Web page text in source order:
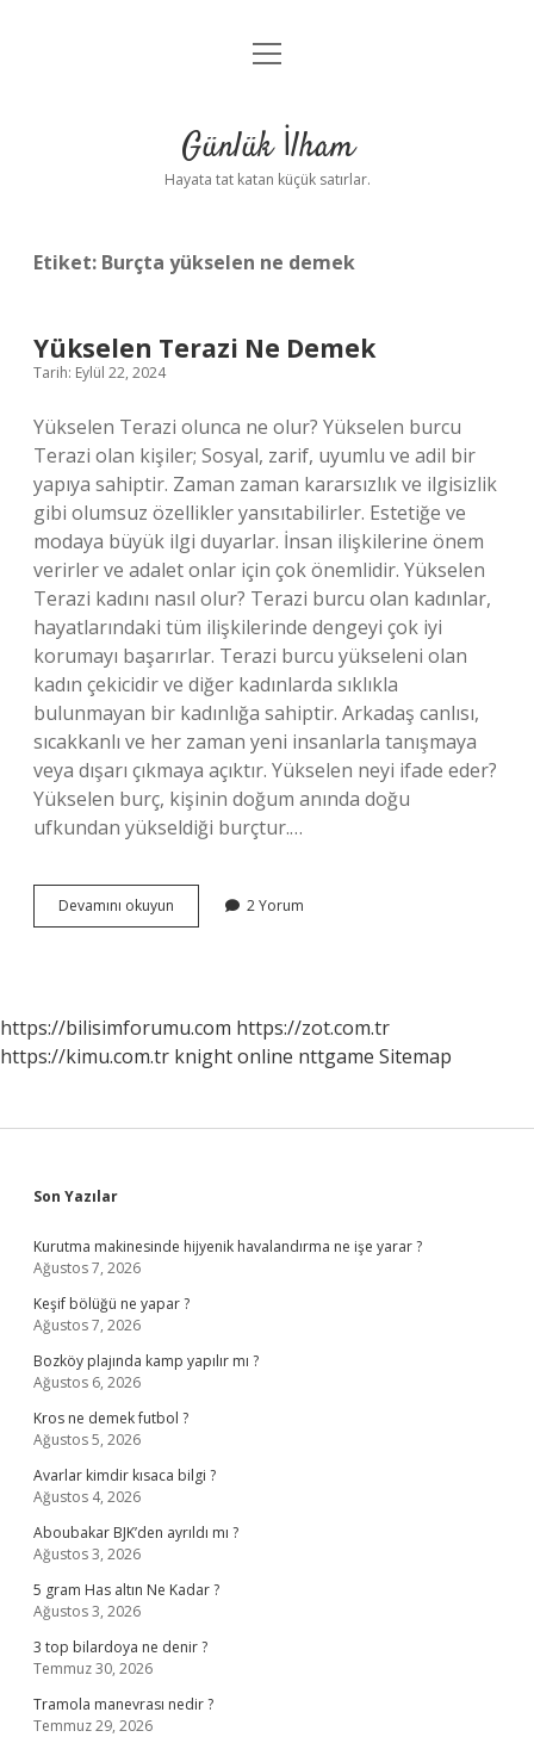
Anasayfa
Yasal Uyarı
menüyü
Günlük İlham
Hayata tat katan küçük satırlar.
Etiket: Burçta yükselen ne demek
Yükselen Terazi Ne Demek
Tarih: Eylül 22, 2024
Yükselen Terazi olunca ne olur? Yükselen burcu
Terazi olan kişiler; Sosyal, zarif, uyumlu ve adil bir
yapıya sahiptir. Zaman zaman kararsızlık ve ilgisizlik
gibi olumsuz özellikler yansıtabilirler. Estetiğe ve
modaya büyük ilgi duyarlar. İnsan ilişkilerine önem
verirler ve adalet onlar için çok önemlidir. Yükselen
Terazi kadını nasıl olur? Terazi burcu olan kadınlar,
hayatlarındaki tüm ilişkilerinde dengeyi çok iyi
korumayı başarırlar. Terazi burcu yükseleni olan
kadın çekicidir ve diğer kadınlarda sıklıkla
bulunmayan bir kadınlığa sahiptir. Arkadaş canlısı,
sıcakkanlı ve her zaman yeni insanlarla tanışmaya
veya dışarı çıkmaya açıktır. Yükselen neyi ifade eder?
Yükselen burç, kişinin doğum anında doğu
ufkundan yükseldiği burçtur.…
Devamını okuyun Yükselen
Terazi
2 Yorum
https://bilisimforumu.com https://zot.com.tr
https://kimu.com.tr knight online nttgame Sitemap
Sidebar
Son Yazılar
Kurutma makinesinde hijyenik havalandırma ne işe yarar ?
Ağustos 7, 2026
Keşif bölüğü ne yapar ?
Ağustos 7, 2026
Bozköy plajında kamp yapılır mı ?
Ağustos 6, 2026
Kros ne demek futbol ?
Ağustos 5, 2026
Avarlar kimdir kısaca bilgi ?
Ağustos 4, 2026
Aboubakar BJK’den ayrıldı mı ?
Ağustos 3, 2026
5 gram Has altın Ne Kadar ?
Ağustos 3, 2026
3 top bilardoya ne denir ?
Temmuz 30, 2026
Tramola manevrası nedir ?
Temmuz 29, 2026